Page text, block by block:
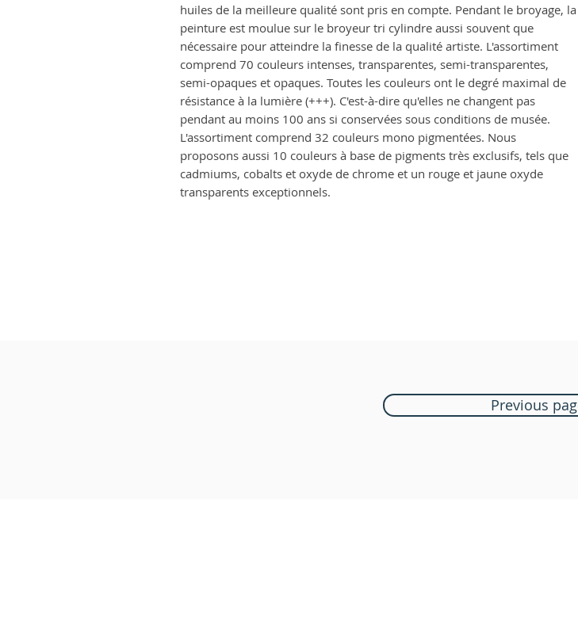
huiles de la meilleure qualité sont pris en compte. Pendant le broyage, la
peinture est moulue sur le broyeur tri cylindre aussi souvent que
nécessaire pour atteindre la finesse de la qualité artiste. L'assortiment
comprend 70 couleurs intenses, transparentes, semi-transparentes,
semi-opaques et opaques. Toutes les couleurs ont le degré maximal de
résistance à la lumière (+++). C'est-à-dire qu'elles ne changent pas
pendant au moins 100 ans si conservées sous conditions de musée.
L'assortiment comprend 32 couleurs mono pigmentées. Nous
proposons aussi 10 couleurs à base de pigments très exclusifs, tels que
cadmiums, cobalts et oxyde de chrome et un rouge et jaune oxyde
transparents exceptionnels.
Previous